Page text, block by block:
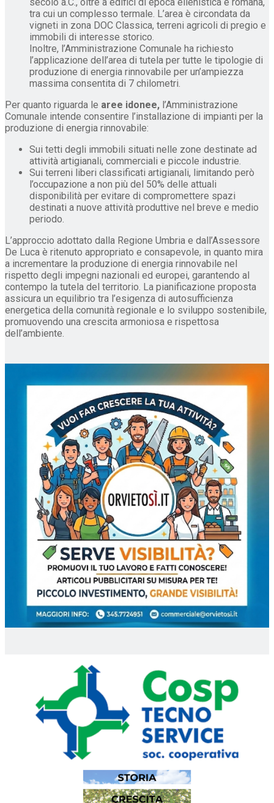
tra cui un complesso termale. L’area è circondata da
vigneti in zona DOC Classica, terreni agricoli di pregio e
immobili di interesse storico.
Inoltre, l’Amministrazione Comunale ha richiesto
l’applicazione dell’area di tutela per tutte le tipologie di
produzione di energia rinnovabile per un’ampiezza
massima consentita di 7 chilometri.
Per quanto riguarda le aree idonee, l’Amministrazione
Comunale intende consentire l’installazione di impianti per la
produzione di energia rinnovabile:
Sui tetti degli immobili situati nelle zone destinate ad
attività artigianali, commerciali e piccole industrie.
Sui terreni liberi classificati artigianali, limitando però
l’occupazione a non più del 50% delle attuali
disponibilità per evitare di compromettere spazi
destinati a nuove attività produttive nel breve e medio
periodo.
L’approccio adottato dalla Regione Umbria e dall’Assessore
De Luca è ritenuto appropriato e consapevole, in quanto mira
a incrementare la produzione di energia rinnovabile nel
rispetto degli impegni nazionali ed europei, garantendo al
contempo la tutela del territorio. La pianificazione proposta
assicura un equilibrio tra l’esigenza di autosufficienza
energetica della comunità regionale e lo sviluppo sostenibile,
promuovendo una crescita armoniosa e rispettosa
dell’ambiente.